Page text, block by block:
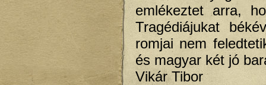
emlékeztet arra,
Tragédiájukat
romjai nem
és magyar két jó
Vikár Tibor